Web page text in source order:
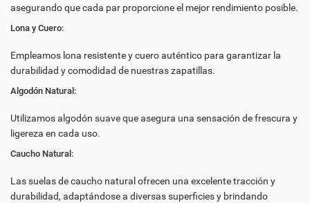
asegurando que cada par proporcione el mejor rendimiento posible.
Lona y Cuero:
Empleamos lona resistente y cuero auténtico para garantizar la
durabilidad y comodidad de nuestras zapatillas.
Algodón Natural:
Utilizamos algodón suave que asegura una sensación de frescura y
ligereza en cada uso.
Caucho Natural:
Las suelas de caucho natural ofrecen una excelente tracción y
durabilidad, adaptándose a diversas superficies y brindando